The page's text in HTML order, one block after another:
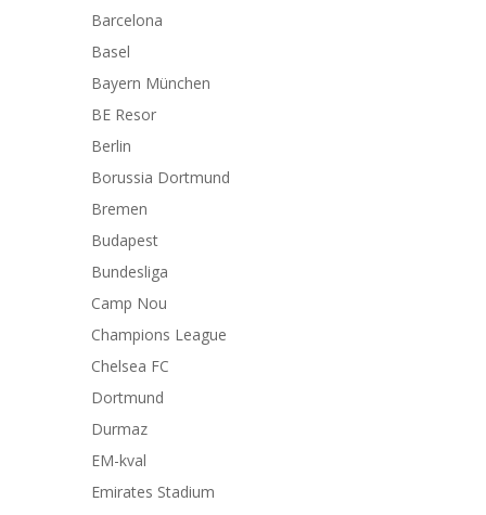
Barcelona
Basel
Bayern München
BE Resor
Berlin
Borussia Dortmund
Bremen
Budapest
Bundesliga
Camp Nou
Champions League
Chelsea FC
Dortmund
Durmaz
EM-kval
Emirates Stadium